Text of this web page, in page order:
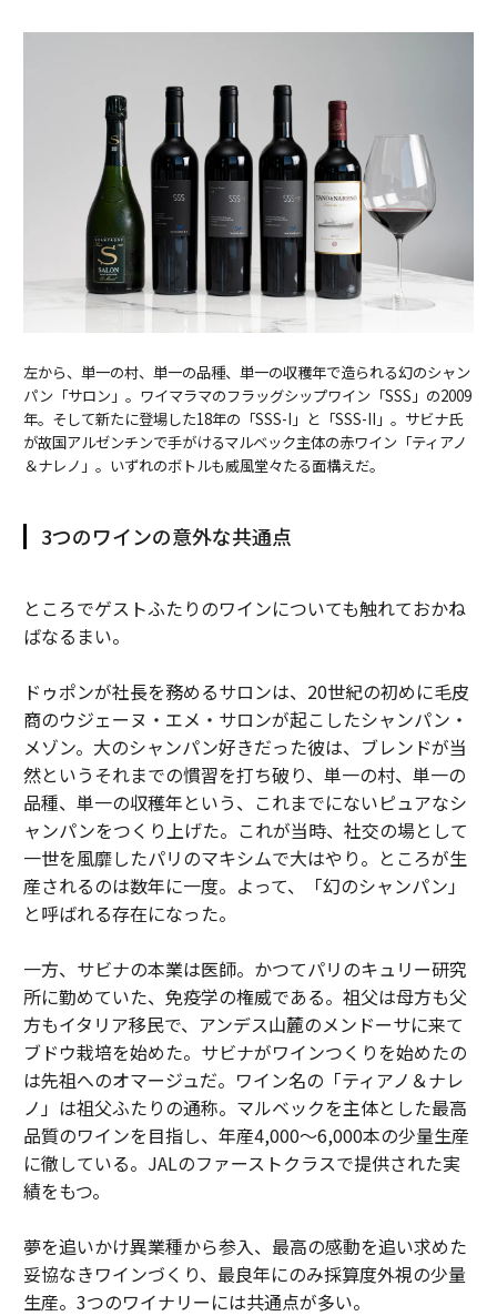
左から、単一の村、単一の品種、単一の収穫年で造られる幻のシャン
パン「サロン」。ワイマラマのフラッグシップワイン「SSS」の2009
年。そして新たに登場した18年の「SSS-I」と「SSS-II」。サビナ氏
が故国アルゼンチンで手がけるマルベック主体の赤ワイン「ティアノ
＆ナレノ」。いずれのボトルも威風堂々たる面構えだ。
3つのワインの意外な共通点
ところでゲストふたりのワインについても触れておかね
ばなるまい。
ドゥポンが社長を務めるサロンは、20世紀の初めに毛皮
商のウジェーヌ・エメ・サロンが起こしたシャンパン・
メゾン。大のシャンパン好きだった彼は、ブレンドが当
然というそれまでの慣習を打ち破り、単一の村、単一の
品種、単一の収穫年という、これまでにないピュアなシ
ャンパンをつくり上げた。これが当時、社交の場として
一世を風靡したパリのマキシムで大はやり。ところが生
産されるのは数年に一度。よって、「幻のシャンパン」
と呼ばれる存在になった。
一方、サビナの本業は医師。かつてパリのキュリー研究
所に勤めていた、免疫学の権威である。祖父は母方も父
方もイタリア移民で、アンデス山麓のメンドーサに来て
ブドウ栽培を始めた。サビナがワインつくりを始めたの
は先祖へのオマージュだ。ワイン名の「ティアノ＆ナレ
ノ」は祖父ふたりの通称。マルベックを主体とした最高
品質のワインを目指し、年産4,000～6,000本の少量生産
に徹している。JALのファーストクラスで提供された実
績をもつ。
夢を追いかけ異業種から参入、最高の感動を追い求めた
妥協なきワインづくり、最良年にのみ採算度外視の少量
生産。3つのワイナリーには共通点が多い。